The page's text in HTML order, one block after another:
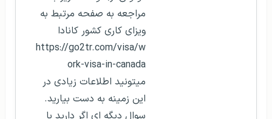
مراجعه به صفحه مرتبط به
ویزای کاری کشور کانادا
https://go2tr.com/visa/w
ork-visa-in-canada
میتونید اطلاعات زیادی در
این زمینه به دست بیارید.